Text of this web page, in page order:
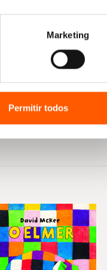
Marketing
Permitir todos